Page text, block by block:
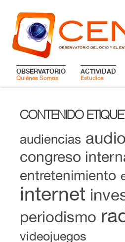
OBSERVATORIO
Quiénes Somos
ACTIVIDAD
Estudios
CONTENIDO
audiencias
congreso
entretenimiento
internet
periodismo
videojuegos